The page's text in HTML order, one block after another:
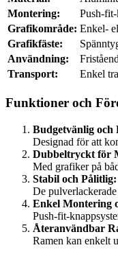
Montering:
Push-
Grafikområde: Enkel-
Grafikfäste:
Användning:
Transport:
Enkel
Funktioner och
Budgetvänlig och
Designad för att
Dubbeltryckt för
Med grafiker på
Stabil och Pålitlig:
De
Enkel Montering
Push-fit-
Återanvändbar
Ramen kan enkelt